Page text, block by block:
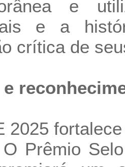
e
e a
crítica de
2025
Prêmio